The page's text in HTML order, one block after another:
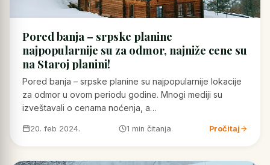
Pored banja – srpske planine
najpopularnije su za odmor, najniže cene su
na Staroj planini!
Pored banja – srpske planine su najpopularnije lokacije
za odmor u ovom periodu godine. Mnogi mediji su
izveštavali o cenama noćenja, a…
20. feb 2024. 1 min čitanja Pročitaj